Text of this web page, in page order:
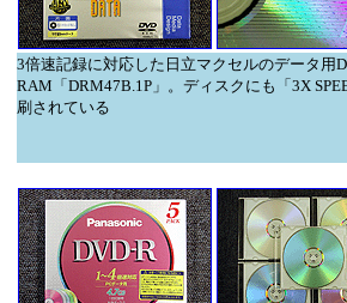
3倍速記録に対応した日立マクセルのデータ用
RAM「DRM47B.1P」。ディスクにも「3X
刷されている